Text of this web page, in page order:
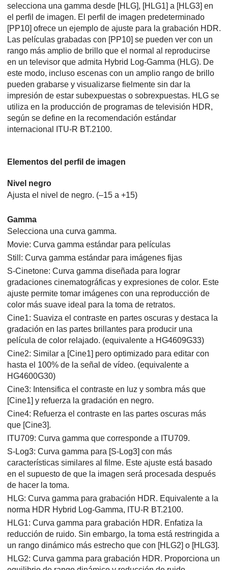
selecciona una gamma desde [HLG], [HLG1] a [HLG3] en
el perfil de imagen. El perfil de imagen predeterminado
[PP10] ofrece un ejemplo de ajuste para la grabación HDR.
Las películas grabadas con [PP10] se pueden ver con un
rango más amplio de brillo que el normal al reproducirse
en un televisor que admita Hybrid Log-Gamma (HLG). De
este modo, incluso escenas con un amplio rango de brillo
pueden grabarse y visualizarse fielmente sin dar la
impresión de estar subexpuestas o sobrexpuestas. HLG se
utiliza en la producción de programas de televisión HDR,
según se define en la recomendación estándar
internacional ITU-R BT.2100.
Elementos del perfil de imagen
Nivel negro
Ajusta el nivel de negro. (–15 a +15)
Gamma
Selecciona una curva gamma.
Movie: Curva gamma estándar para películas
Still: Curva gamma estándar para imágenes fijas
S-Cinetone: Curva gamma diseñada para lograr
gradaciones cinematográficas y expresiones de color. Este
ajuste permite tomar imágenes con una reproducción de
color más suave ideal para la toma de retratos.
Cine1: Suaviza el contraste en partes oscuras y destaca la
gradación en las partes brillantes para producir una
película de color relajado. (equivalente a HG4609G33)
Cine2: Similar a [Cine1] pero optimizado para editar con
hasta el 100% de la señal de vídeo. (equivalente a
HG4600G30)
Cine3: Intensifica el contraste en luz y sombra más que
[Cine1] y refuerza la gradación en negro.
Cine4: Refuerza el contraste en las partes oscuras más
que [Cine3].
ITU709: Curva gamma que corresponde a ITU709.
S-Log3: Curva gamma para [S-Log3] con más
características similares al filme. Este ajuste está basado
en el supuesto de que la imagen será procesada después
de hacer la toma.
HLG: Curva gamma para grabación HDR. Equivalente a la
norma HDR Hybrid Log-Gamma, ITU-R BT.2100.
HLG1: Curva gamma para grabación HDR. Enfatiza la
reducción de ruido. Sin embargo, la toma está restringida a
un rango dinámico más estrecho que con [HLG2] o [HLG3].
HLG2: Curva gamma para grabación HDR. Proporciona un